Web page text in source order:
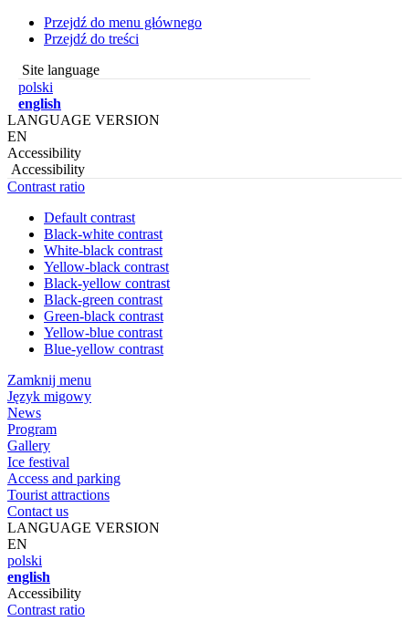
Przejdź do menu głównego
Przejdź do treści
Site language
polski
english
LANGUAGE VERSION
EN
Accessibility
Accessibility
Contrast ratio
Default contrast
Black-white contrast
White-black contrast
Yellow-black contrast
Black-yellow contrast
Black-green contrast
Green-black contrast
Yellow-blue contrast
Blue-yellow contrast
Zamknij menu
Język migowy
News
Program
Gallery
Ice festival
Access and parking
Tourist attractions
Contact us
LANGUAGE VERSION
EN
polski
english
Accessibility
Contrast ratio